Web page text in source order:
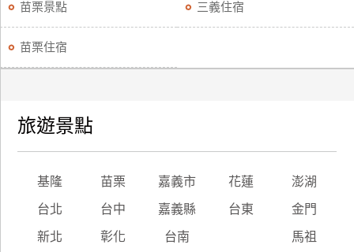
苗栗景點 三義住宿
苗栗住宿
旅遊景點
基隆 苗栗 嘉義市 花蓮 澎湖
台北 台中 嘉義縣 台東 金門
新北 彰化 台南 馬祖